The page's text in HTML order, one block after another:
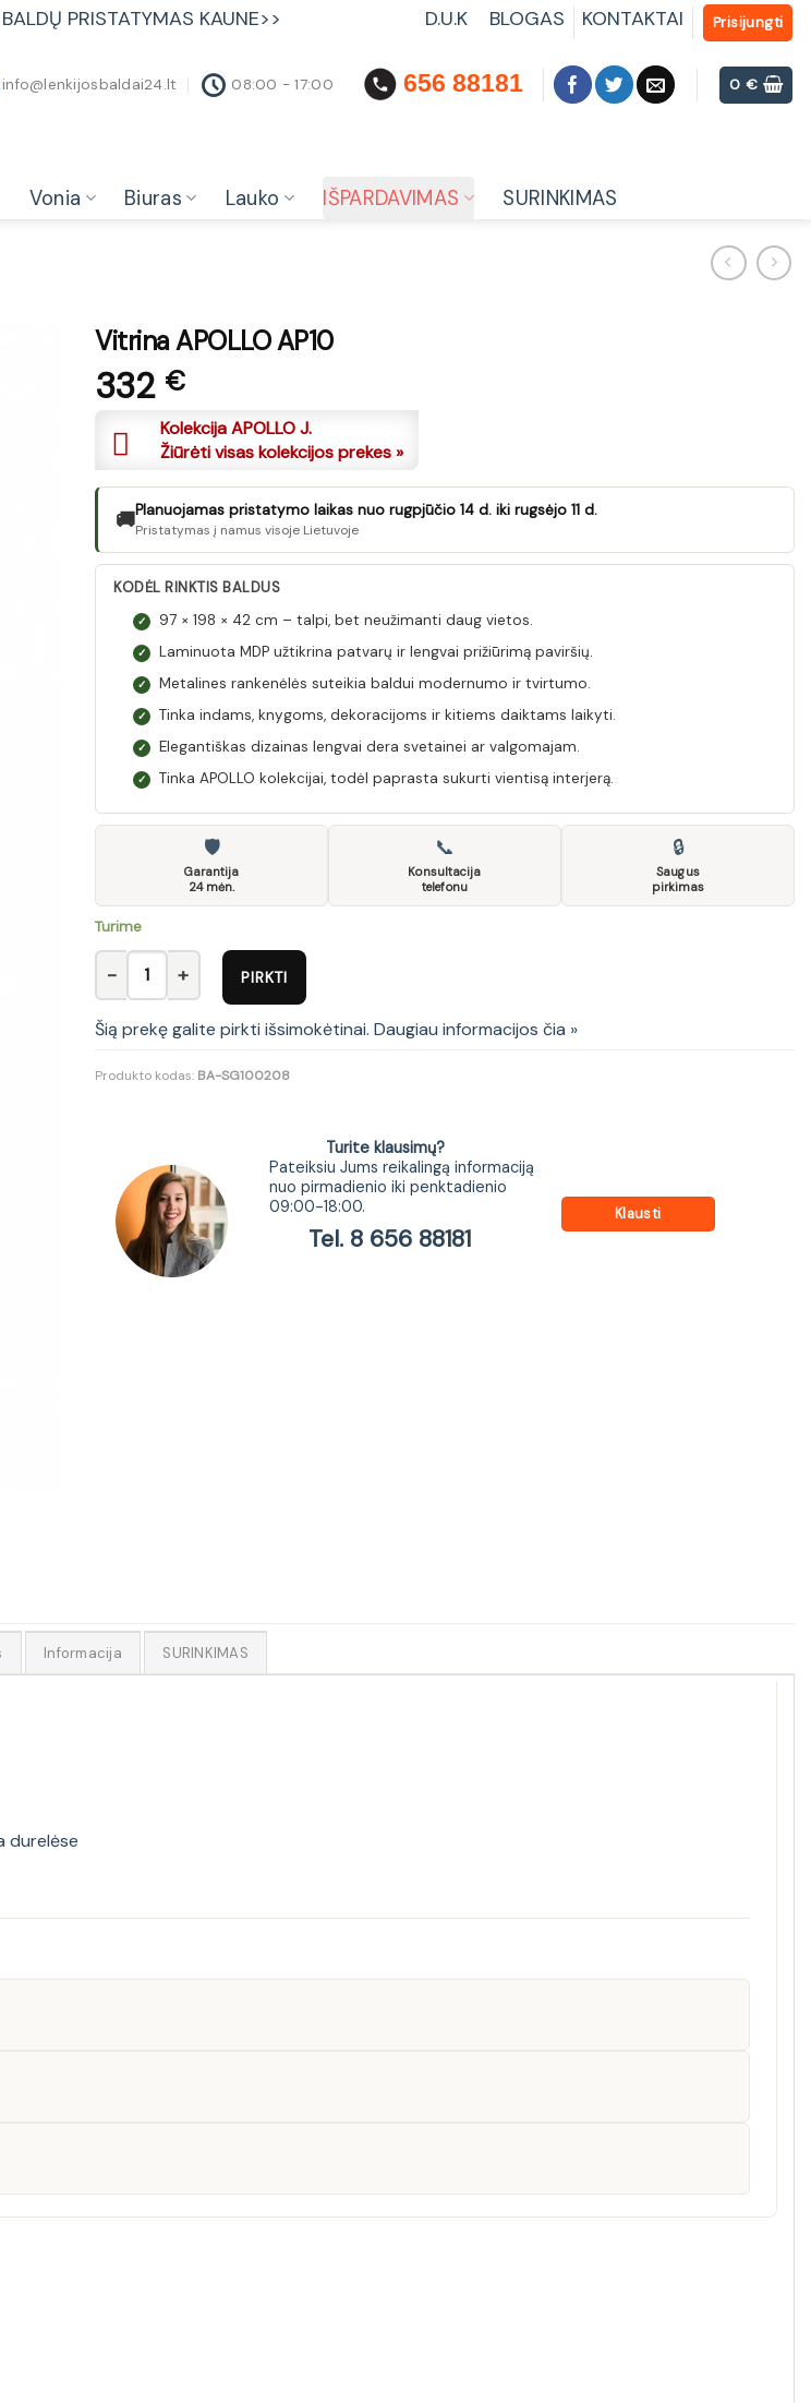
PRISTATYMAS KAUNE>> D.U.K BLOGAS KONTAKTAI Prisijungti
info@lenkijosbaldai24.lt
08:00 - 17:00 656 88181 0€
Vonia Biuras Lauko IŠPARDAVIMAS SURINKIMAS
Vitrina APOLLO AP10
332 €
Kolekcija APOLLO J.
Žiūrėti visas kolekcijos prekes »
🚚Planuojamas pristatymo laikas nuo rugpjūčio 14 d. iki rugsėjo 11 d.
Pristatymas į namus visoje Lietuvoje
KODĖL RINKTIS BALDUS
✓ 97 × 198 × 42 cm – talpi, bet neužimanti daug vietos.
✓ Laminuota MDP užtikrina patvarų ir lengvai prižiūrimą paviršių.
✓ Metalines rankenėlės suteikia baldui modernumo ir tvirtumo.
✓ Tinka indams, knygoms, dekoracijoms ir kitiems daiktams laikyti.
✓ Elegantiškas dizainas lengvai dera svetainei ar valgomajam.
✓ Tinka APOLLO kolekcijai, todėl paprasta sukurti vientisą interjerą.
🛡
Garantija
24 mėn.
📞
Konsultacija
telefonu
🔒
Saugus
pirkimas
Turime
produkto kiekis: Vitrina APOLLO AP10
PIRKTI
Šią prekę galite pirkti išsimokėtinai. Daugiau informacijos čia »
Produkto kodas: BA-SG100208
Turite klausimų?
Pateiksiu Jums reikalingą informaciją
nuo pirmadienio iki penktadienio
09:00-18:00.
Tel. 8 656 88181
Klausti
Informacija SURINKIMAS
durelėse